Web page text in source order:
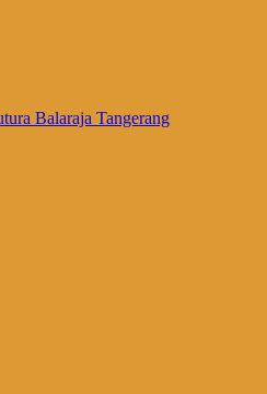
Balaraja Tangerang